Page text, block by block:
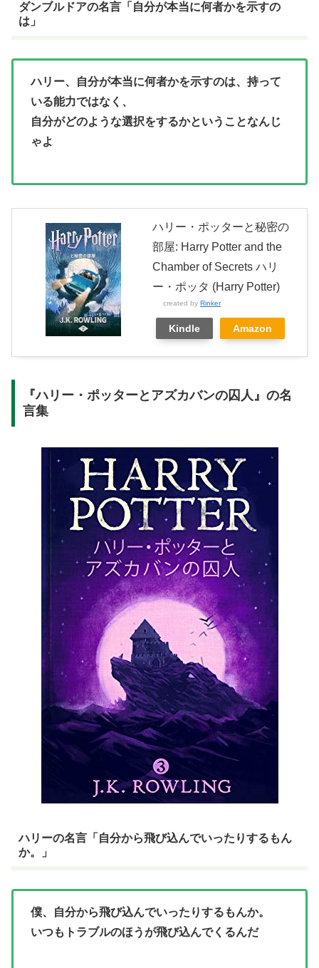
ダンブルドアの名言「自分が本当に何者かを示すの
は」
ハリー、自分が本当に何者かを示すのは、持って
いる能力ではなく、
自分がどのような選択をするかということなんじ
ゃよ
ハリー・ポッターと秘密の
部屋: Harry Potter and the
Chamber of Secrets ハリ
ー・ポッタ (Harry Potter)
created by Rinker
Kindle Amazon
『ハリー・ポッターとアズカバンの囚人』の名
言集
ハリーの名言「自分から飛び込んでいったりするもん
か。」
僕、自分から飛び込んでいったりするもんか。
いつもトラブルのほうが飛び込んでくるんだ